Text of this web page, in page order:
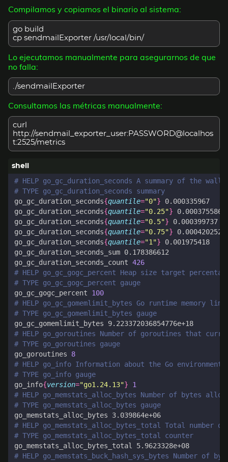
Compilamos y copiamos el binario al sistema:
go build
cp sendmailExporter /usr/local/bin/
Lo ejecutamos manualmente para asegurarnos de que
no falla:
./sendmailExporter
Consultamos las métricas manualmente:
curl
http://sendmail_exporter_user:PASSWORD@localhos
t:2525/metrics
# HELP go_gc_duration_seconds A summary of the
# TYPE go_gc_duration_seconds summary
go_gc_duration_seconds{quantile="0"}
go_gc_duration_seconds{quantile="0.25"}
go_gc_duration_seconds{quantile="0.5"}
go_gc_duration_seconds{quantile="0.75"}
go_gc_duration_seconds{quantile="1"}
go_gc_duration_seconds_count 426
# HELP go_gc_gogc_percent Heap size target
# TYPE go_gc_gogc_percent gauge
go_gc_gogc_percent 100
# HELP go_gc_gomemlimit_bytes Go runtime
# TYPE go_gc_gomemlimit_bytes gauge
# HELP go_goroutines Number of goroutines that
# TYPE go_goroutines gauge
go_goroutines 8
# HELP go_info Information about the Go environment.
# TYPE go_info gauge
go_info{version="go1.24.13"}
1
# HELP go_memstats_alloc_bytes Number of bytes
# TYPE go_memstats_alloc_bytes gauge
# HELP go_memstats_alloc_bytes_total Total
# TYPE go_memstats_alloc_bytes_total counter
# HELP go_memstats_buck_hash_sys_bytes